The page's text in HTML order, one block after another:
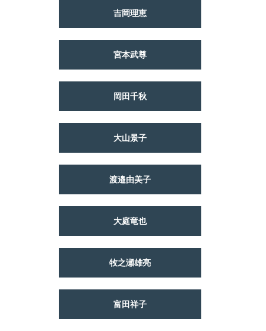
吉岡理恵
宮本武尊
岡田千秋
大山景子
渡邉由美子
大庭竜也
牧之瀬雄亮
富田祥子